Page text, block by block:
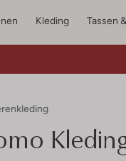
Kleding Tassen